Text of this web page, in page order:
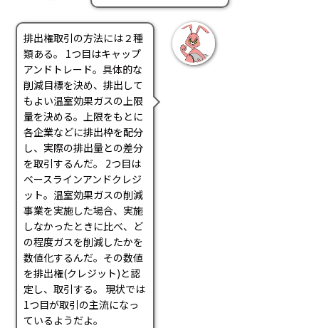
排出権取引の方法には２種
類ある。 1つ目はキャップ
アンドトレード。具体的な
削減目標を決め、排出して
もよい温室効果ガスの上限
量を決める。上限をもとに
各企業などに排出枠を配分
し、実際の排出量との差分
を取引するんだ。 2つ目は
ベースラインアンドクレジ
ット。温室効果ガスの削減
事業を実施した場合、実施
しなかったときに比べ、ど
の程度ガスを削減したかを
数値化するんだ。その数値
を排出権(クレジット)と認
定し、取引する。 現状では
1つ目が取引の主流になっ
ているようだよ。